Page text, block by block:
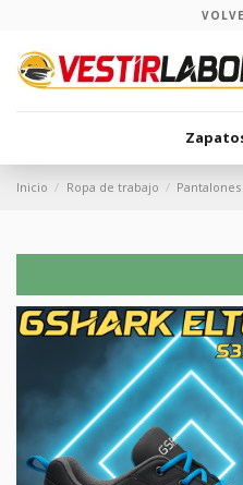
Inicio Ropa de trabajo
¡En oferta! ¡En